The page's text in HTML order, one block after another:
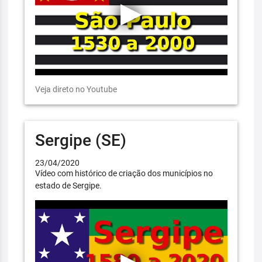
Veja direto no Youtube
Sergipe (SE)
23/04/2020
Vídeo com histórico de criação dos municípios no
estado de Sergipe.